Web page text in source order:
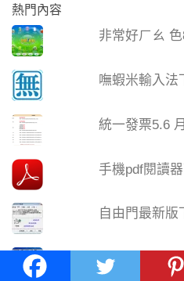
熱門內容
非常好ㄏㄠ
嘸蝦米輸入法
統一發票5.6
手機pdf閱讀
自由門最新版
嘸蝦米打字練